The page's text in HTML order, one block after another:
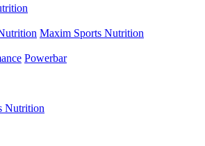
Maxim Sports Nutrition
Powerbar
Nutrition